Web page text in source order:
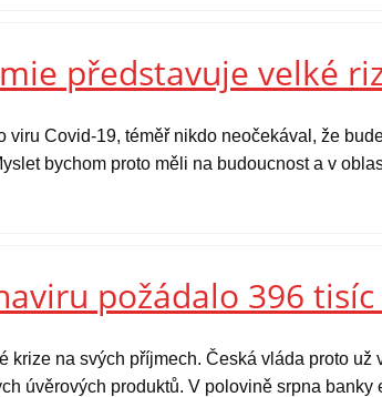
představuje velké
Covid-19, téměř nikdo neočekával, že
bychom proto měli na budoucnost a v
požádalo 396
na svých příjmech. Česká vláda proto už
úvěrových produktů. V polovině srpna banky